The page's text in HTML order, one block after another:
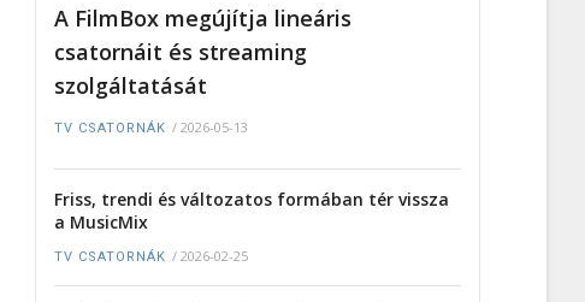
A FilmBox megújítja lineáris
csatornáit és streaming
szolgáltatását
TV CSATORNÁK / 2026-05-13
Friss, trendi és változatos formában tér vissza
a MusicMix
TV CSATORNÁK / 2026-02-25